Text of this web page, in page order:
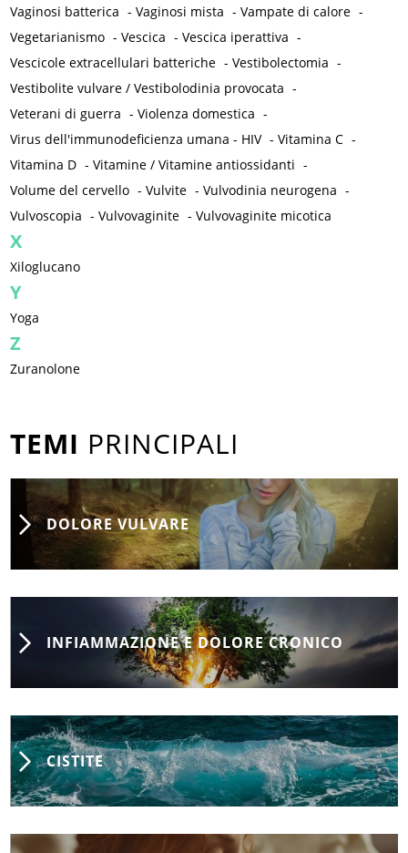
Vaginosi batterica -Vaginosi mista -Vampate di calore -
Vegetarianismo -Vescica -Vescica iperattiva -
Vescicole extracellulari batteriche -Vestibolectomia -
Vestibolite vulvare / Vestibolodinia provocata -
Veterani di guerra -Violenza domestica -
Virus dell'immunodeficienza umana - HIV -Vitamina C -
Vitamina D -Vitamine / Vitamine antiossidanti -
Volume del cervello -Vulvite -Vulvodinia neurogena -
Vulvoscopia -Vulvovaginite -Vulvovaginite micotica
X
Xiloglucano
Y
Yoga
Z
Zuranolone
TEMI PRINCIPALI
DOLORE VULVARE
INFIAMMAZIONE E DOLORE CRONICO
CISTITE